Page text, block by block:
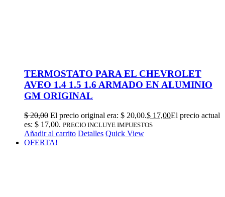
TERMOSTATO PARA EL CHEVROLET
AVEO 1.4 1.5 1.6 ARMADO EN ALUMINIO
GM ORIGINAL
$20,00 El precio original era: $ 20,00.$ 17,00El precio actual
es: $ 17,00. PRECIO INCLUYE IMPUESTOS
Añadir al carrito Detalles Quick View
OFERTA!